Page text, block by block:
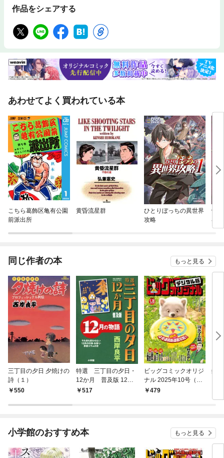
作品をシェアする
あわせてよく買われている本
こちら葛飾区亀有公園
前派出所
黄昏流星群
ひとりぼっちの異世界
攻略
骸
界
同じ作者の本 もっと見る
三丁目の夕日 夕焼けの
詩（１）
550
特選 三丁目の夕日・
12か月 普及版 12月
の物語
517
ビッグコミックオリジ
ナル 2025年10号（20
25年5月2日発売)
479
鎌
小学館のおすすめ本 もっと見る